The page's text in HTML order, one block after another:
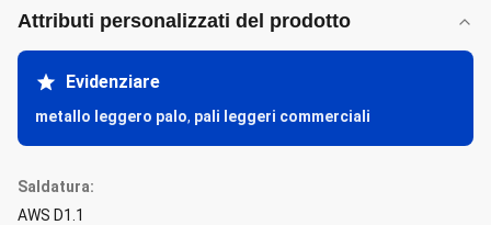
Attributi personalizzati del prodotto
Evidenziare
metallo leggero palo, pali leggeri commerciali
Saldatura:
AWS D1.1